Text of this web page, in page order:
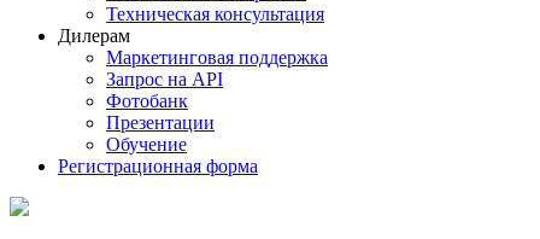
Техническая консультация
Дилерам
Маркетинговая поддержка
Запрос на API
Фотобанк
Презентации
Обучение
Регистрационная форма